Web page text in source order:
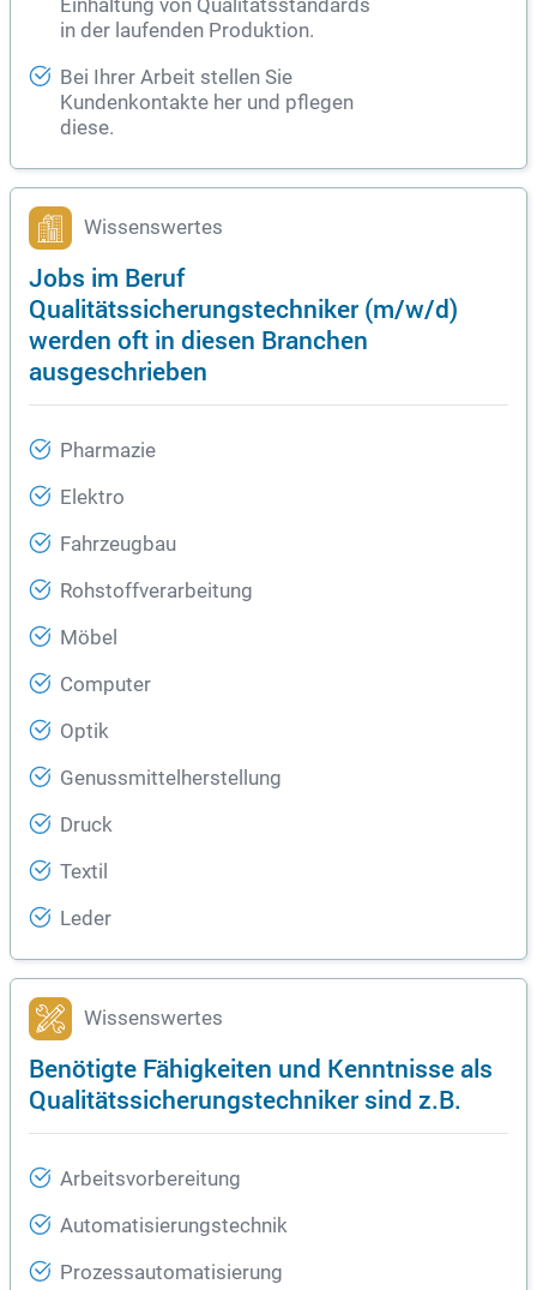
Einhaltung von Qualitätsstandards
in der laufenden Produktion.
Bei Ihrer Arbeit stellen Sie
Kundenkontakte her und pflegen
diese.
Wissenswertes
Jobs im Beruf
Qualitätssicherungstechniker (m/w/d)
werden oft in diesen Branchen
ausgeschrieben
Pharmazie
Elektro
Fahrzeugbau
Rohstoffverarbeitung
Möbel
Computer
Optik
Genussmittelherstellung
Druck
Textil
Leder
Wissenswertes
Benötigte Fähigkeiten und Kenntnisse als
Qualitätssicherungstechniker sind z.B.
Arbeitsvorbereitung
Automatisierungstechnik
Prozessautomatisierung